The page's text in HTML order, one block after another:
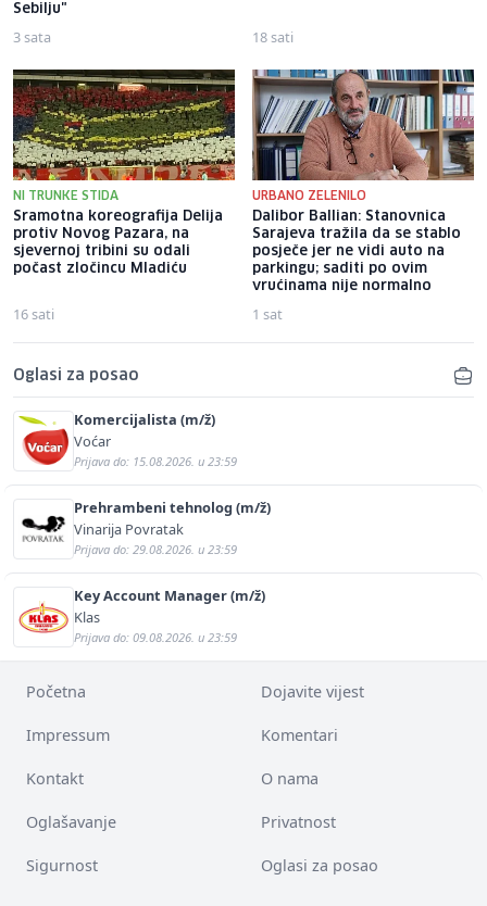
Sebilju"
3 sata 18 sati
NI TRUNKE STIDA
Sramotna koreografija Delija
protiv Novog Pazara, na
sjevernoj tribini su odali
počast zločincu Mladiću
16 sati
URBANO ZELENILO
Dalibor Ballian: Stanovnica
Sarajeva tražila da se stablo
posječe jer ne vidi auto na
parkingu; saditi po ovim
vrućinama nije normalno
1 sat
Oglasi za posao
Komercijalista (m/ž)
Voćar
Prijava do: 15.08.2026. u 23:59
Prehrambeni tehnolog (m/ž)
Vinarija Povratak
Prijava do: 29.08.2026. u 23:59
Key Account Manager (m/ž)
Klas
Prijava do: 09.08.2026. u 23:59
Početna Dojavite vijest
Impressum Komentari
Kontakt O nama
Oglašavanje Privatnost
Sigurnost Oglasi za posao